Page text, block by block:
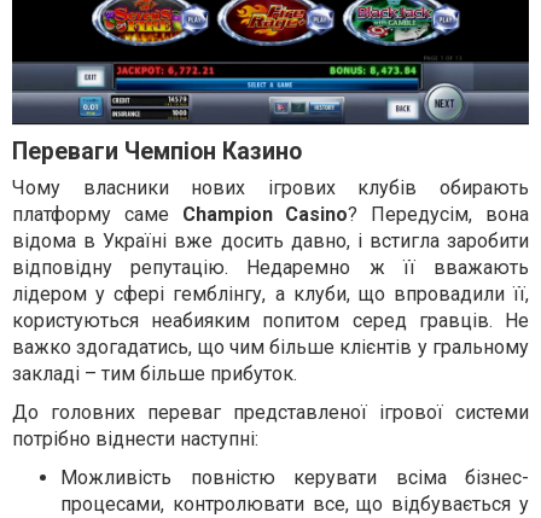
Переваги Чемпіон Казино
Чому власники нових ігрових клубів обирають
платформу саме Champion Сasino? Передусім, вона
відома в Україні вже досить давно, і встигла заробити
відповідну репутацію. Недаремно ж її вважають
лідером у сфері гемблінгу, а клуби, що впровадили її,
користуються неабияким попитом серед гравців. Не
важко здогадатись, що чим більше клієнтів у гральному
закладі – тим більше прибуток.
До головних переваг представленої ігрової системи
потрібно віднести наступні:
Можливість повністю керувати всіма бізнес-
процесами, контролювати все, що відбувається у